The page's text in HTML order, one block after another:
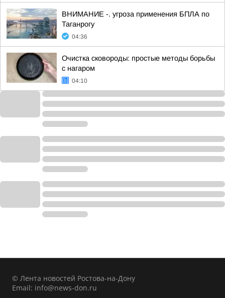
ВНИМАНИЕ -. угроза применения БПЛА по
Таганрогу
04:36
Очистка сковороды: простые методы борьбы
с нагаром
04:10
© Лента новостей Ростова-на-Дону
Email: info@news-don.ru